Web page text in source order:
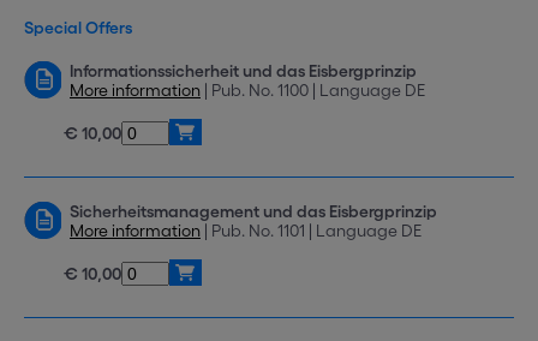
Special Offers
Informationssicherheit und das Eisbergprinzip
More information | Pub. No. 1100 | Language DE
€ 10,00
Sicherheitsmanagement und das Eisbergprinzip
More information | Pub. No. 1101 | Language DE
€ 10,00